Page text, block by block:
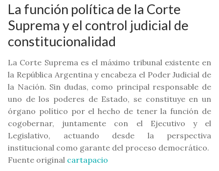
La función política de la Corte
Suprema y el control judicial de
constitucionalidad
La Corte Suprema es el máximo tribunal existente en
la República Argentina y encabeza el Poder Judicial de
la Nación. Sin dudas, como principal responsable de
uno de los poderes de Estado, se constituye en un
órgano político por el hecho de tener la función de
cogobernar, juntamente con el Ejecutivo y el
Legislativo, actuando desde la perspectiva
institucional como garante del proceso democrático.
Fuente original cartapacio